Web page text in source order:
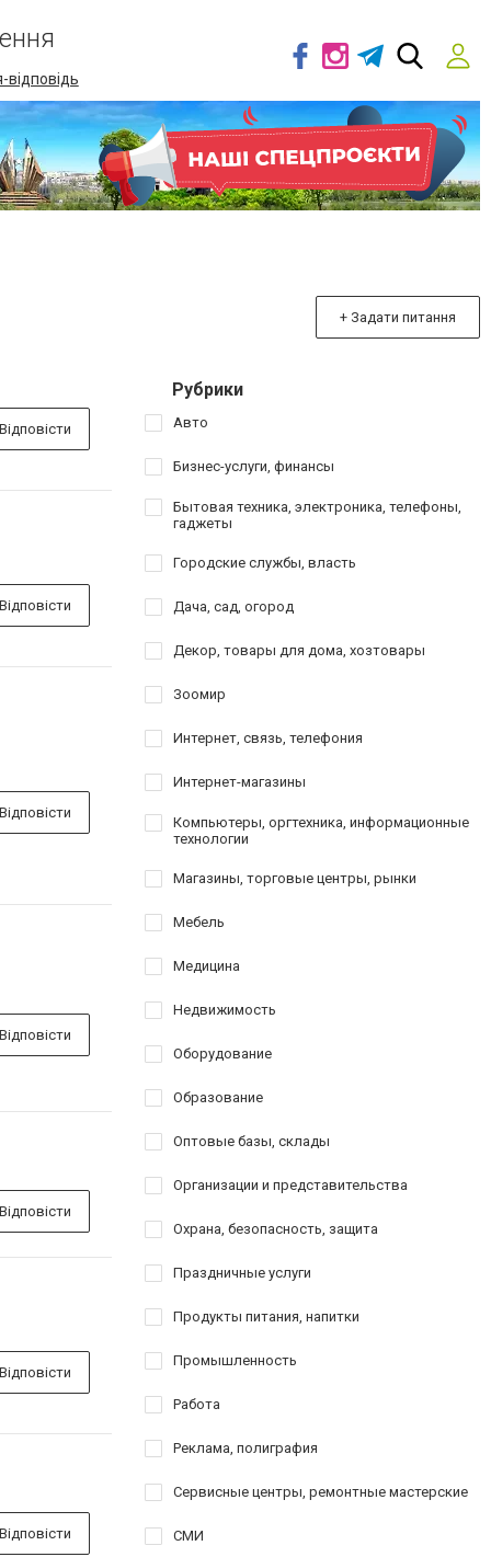
відповідь
+ Задати питання
Відповісти
Відповісти
Відповісти
Відповісти
Відповісти
Відповісти
Відповісти
Рубрики
Авто
Бизнес-услуги, финансы
Бытовая техника, электроника, телефоны,
гаджеты
Городские службы, власть
Дача, сад, огород
Декор, товары для дома, хозтовары
Зоомир
Интернет, связь, телефония
Интернет-магазины
Компьютеры, оргтехника, информационные
технологии
Магазины, торговые центры, рынки
Мебель
Медицина
Недвижимость
Оборудование
Образование
Оптовые базы, склады
Организации и представительства
Охрана, безопасность, защита
Праздничные услуги
Продукты питания, напитки
Промышленность
Работа
Реклама, полиграфия
Сервисные центры, ремонтные мастерские
СМИ